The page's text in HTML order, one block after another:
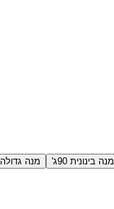
מנה בינונית 90ג' מנה גדולה 140ג'